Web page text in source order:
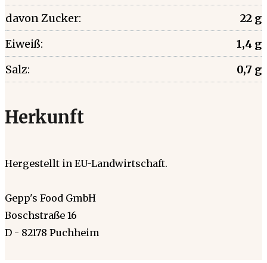
davon Zucker:
22 g
Eiweiß:
1,4 g
Salz:
0,7 g
Herkunft
Hergestellt in EU-Landwirtschaft.
Gepp's Food GmbH
Boschstraße 16
D - 82178 Puchheim